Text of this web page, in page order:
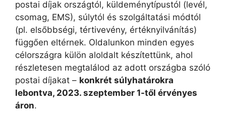
postai díjak országtól, küldeménytípustól (levél,
csomag, EMS), súlytól és szolgáltatási módtól
(pl. elsőbbségi, tértivevény, értéknyilvánítás)
függően eltérnek. Oldalunkon minden egyes
célországra külön aloldalt készítettünk, ahol
részletesen megtalálod az adott országba szóló
postai díjakat – konkrét súlyhatárokra
lebontva, 2023. szeptember 1-től érvényes
áron.